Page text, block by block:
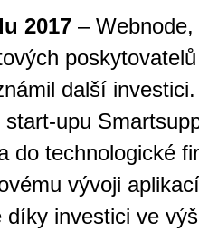
2017 –
další
upu
do technologické
vývoji
investici ve
Brno je
zajímavé
restaurace,
kde si
hry. V
širokou nabídku her
jak pro pravidelné